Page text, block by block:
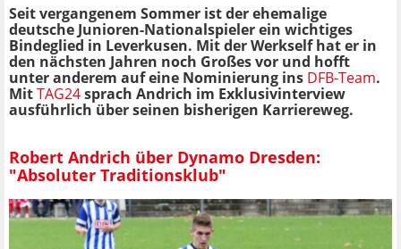
Seit vergangenem Sommer ist der ehemalige
deutsche Junioren-Nationalspieler ein wichtiges
Bindeglied in Leverkusen. Mit der Werkself hat er in
den nächsten Jahren noch Großes vor und hofft
unter anderem auf eine Nominierung ins DFB-Team.
MitTAG24sprach Andrich im Exklusivinterview
ausführlich über seinen bisherigen Karriereweg.
Robert Andrich über Dynamo Dresden:
"Absoluter Traditionsklub"